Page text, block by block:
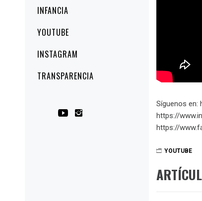
INFANCIA
YOUTUBE
INSTAGRAM
TRANSPARENCIA
Síguenos en:
https://
https://
YOUTUBE